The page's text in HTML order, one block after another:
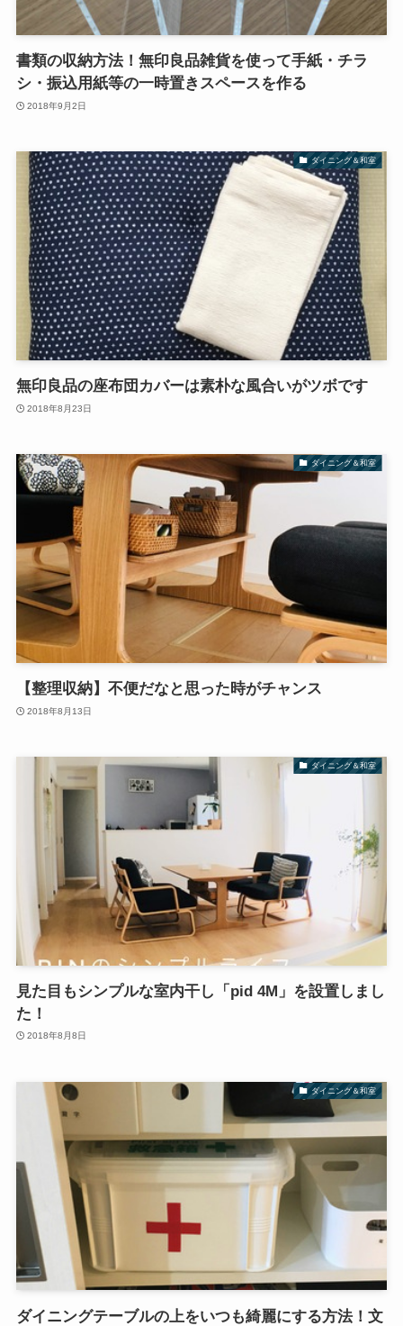
書類の収納方法！無印良品雑貨を使って手紙・チラ
シ・振込用紙等の一時置きスペースを作る
2018年9月2日
ダイニング＆和室
無印良品の座布団カバーは素朴な風合いがツボです
2018年8月23日
ダイニング＆和室
【整理収納】不便だなと思った時がチャンス
2018年8月13日
ダイニング＆和室
見た目もシンプルな室内干し「pid 4M」を設置しまし
た！
2018年8月8日
ダイニング＆和室
ダイニングテーブルの上をいつも綺麗にする方法！文